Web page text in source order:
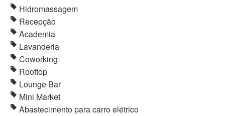
Hidromassagem
Recepção
Academia
Lavanderia
Coworking
Rooftop
Lounge Bar
Mini Market
Abastecimento para carro elétrico